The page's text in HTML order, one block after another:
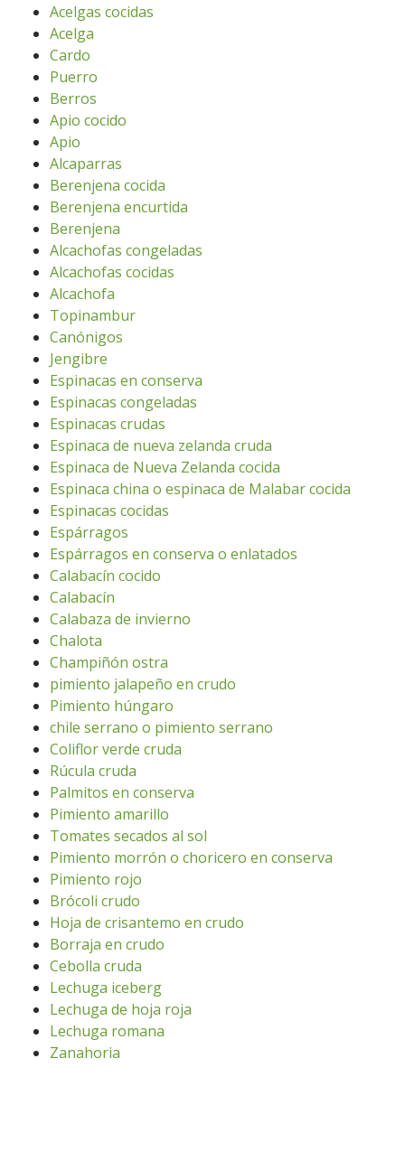
Acelgas cocidas
Acelga
Cardo
Puerro
Berros
Apio cocido
Apio
Alcaparras
Berenjena cocida
Berenjena encurtida
Berenjena
Alcachofas congeladas
Alcachofas cocidas
Alcachofa
Topinambur
Canónigos
Jengibre
Espinacas en conserva
Espinacas congeladas
Espinacas crudas
Espinaca de nueva zelanda cruda
Espinaca de Nueva Zelanda cocida
Espinaca china o espinaca de Malabar cocida
Espinacas cocidas
Espárragos
Espárragos en conserva o enlatados
Calabacín cocido
Calabacín
Calabaza de invierno
Chalota
Champiñón ostra
pimiento jalapeño en crudo
Pimiento húngaro
chile serrano o pimiento serrano
Coliflor verde cruda
Rúcula cruda
Palmitos en conserva
Pimiento amarillo
Tomates secados al sol
Pimiento morrón o choricero en conserva
Pimiento rojo
Brócoli crudo
Hoja de crisantemo en crudo
Borraja en crudo
Cebolla cruda
Lechuga iceberg
Lechuga de hoja roja
Lechuga romana
Zanahoria